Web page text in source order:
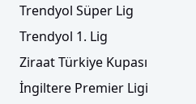
Trendyol Süper Lig
Trendyol 1. Lig
Ziraat Türkiye Kupası
İngiltere Premier Ligi